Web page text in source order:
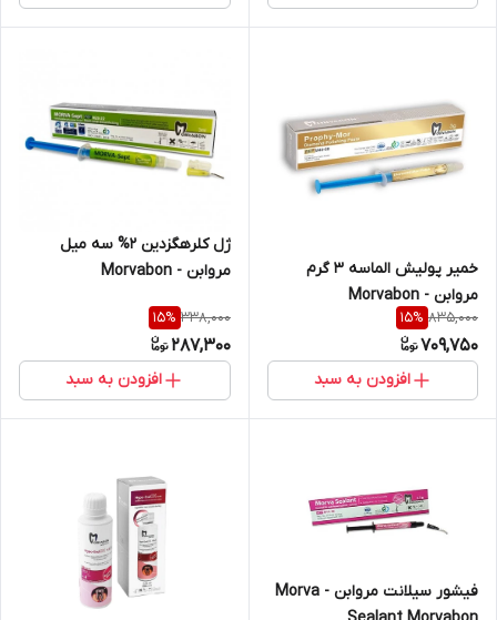
خمیر پولیش الماسه ۳ گرم
مروابن - Morvabon
835,000
15%
709,750
افزودن به سبد
ژل کلرهگزدین ۲% سه میل
مروابن - Morvabon
338,000
15%
287,300
افزودن به سبد
فیشور سیلانت مروابن - Morva